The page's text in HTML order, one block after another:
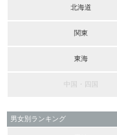
北海道
関東
東海
中国・四国
男女別ランキング